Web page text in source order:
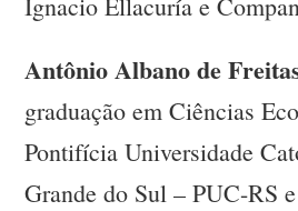
Ignacio Ellacuría e
Antônio Albano de
graduação em Ciências
Pontifícia Universidade
Grande do Sul – PUC-RS